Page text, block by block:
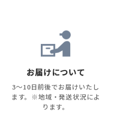
お届けについて
3～10日前後でお届けいたし
ます。※地域・発送状況によ
ります。